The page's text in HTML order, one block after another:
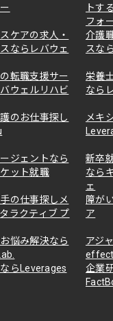
トす
フォ
ケアの求人・
ならレバウェ
介護
スな
転職支援サー
ウェルリハビ
栄養
なら
のお仕事探し
メキ
ジェントなら
ット就職
新卒
なら
ェ
の仕事探しメ
ラクティブ プ
障が
ア
悩み解決なら
アジ
らLeverages
企業